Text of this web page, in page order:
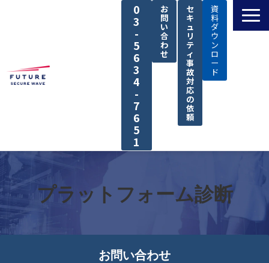
0
3
-
5
6
3
4
-
7
6
5
1
お
問
い
合
わ
せ
セ
キ
ュ
リ
テ
ィ
事
故
対
応
の
依
頼
資
料
ダ
ウ
ン
ロ
ー
ド
解決できる課題
導入事例
プラットフォーム診断
お問い合わせ